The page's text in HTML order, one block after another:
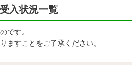
入状況一覧
です。
ますことをご了承ください。